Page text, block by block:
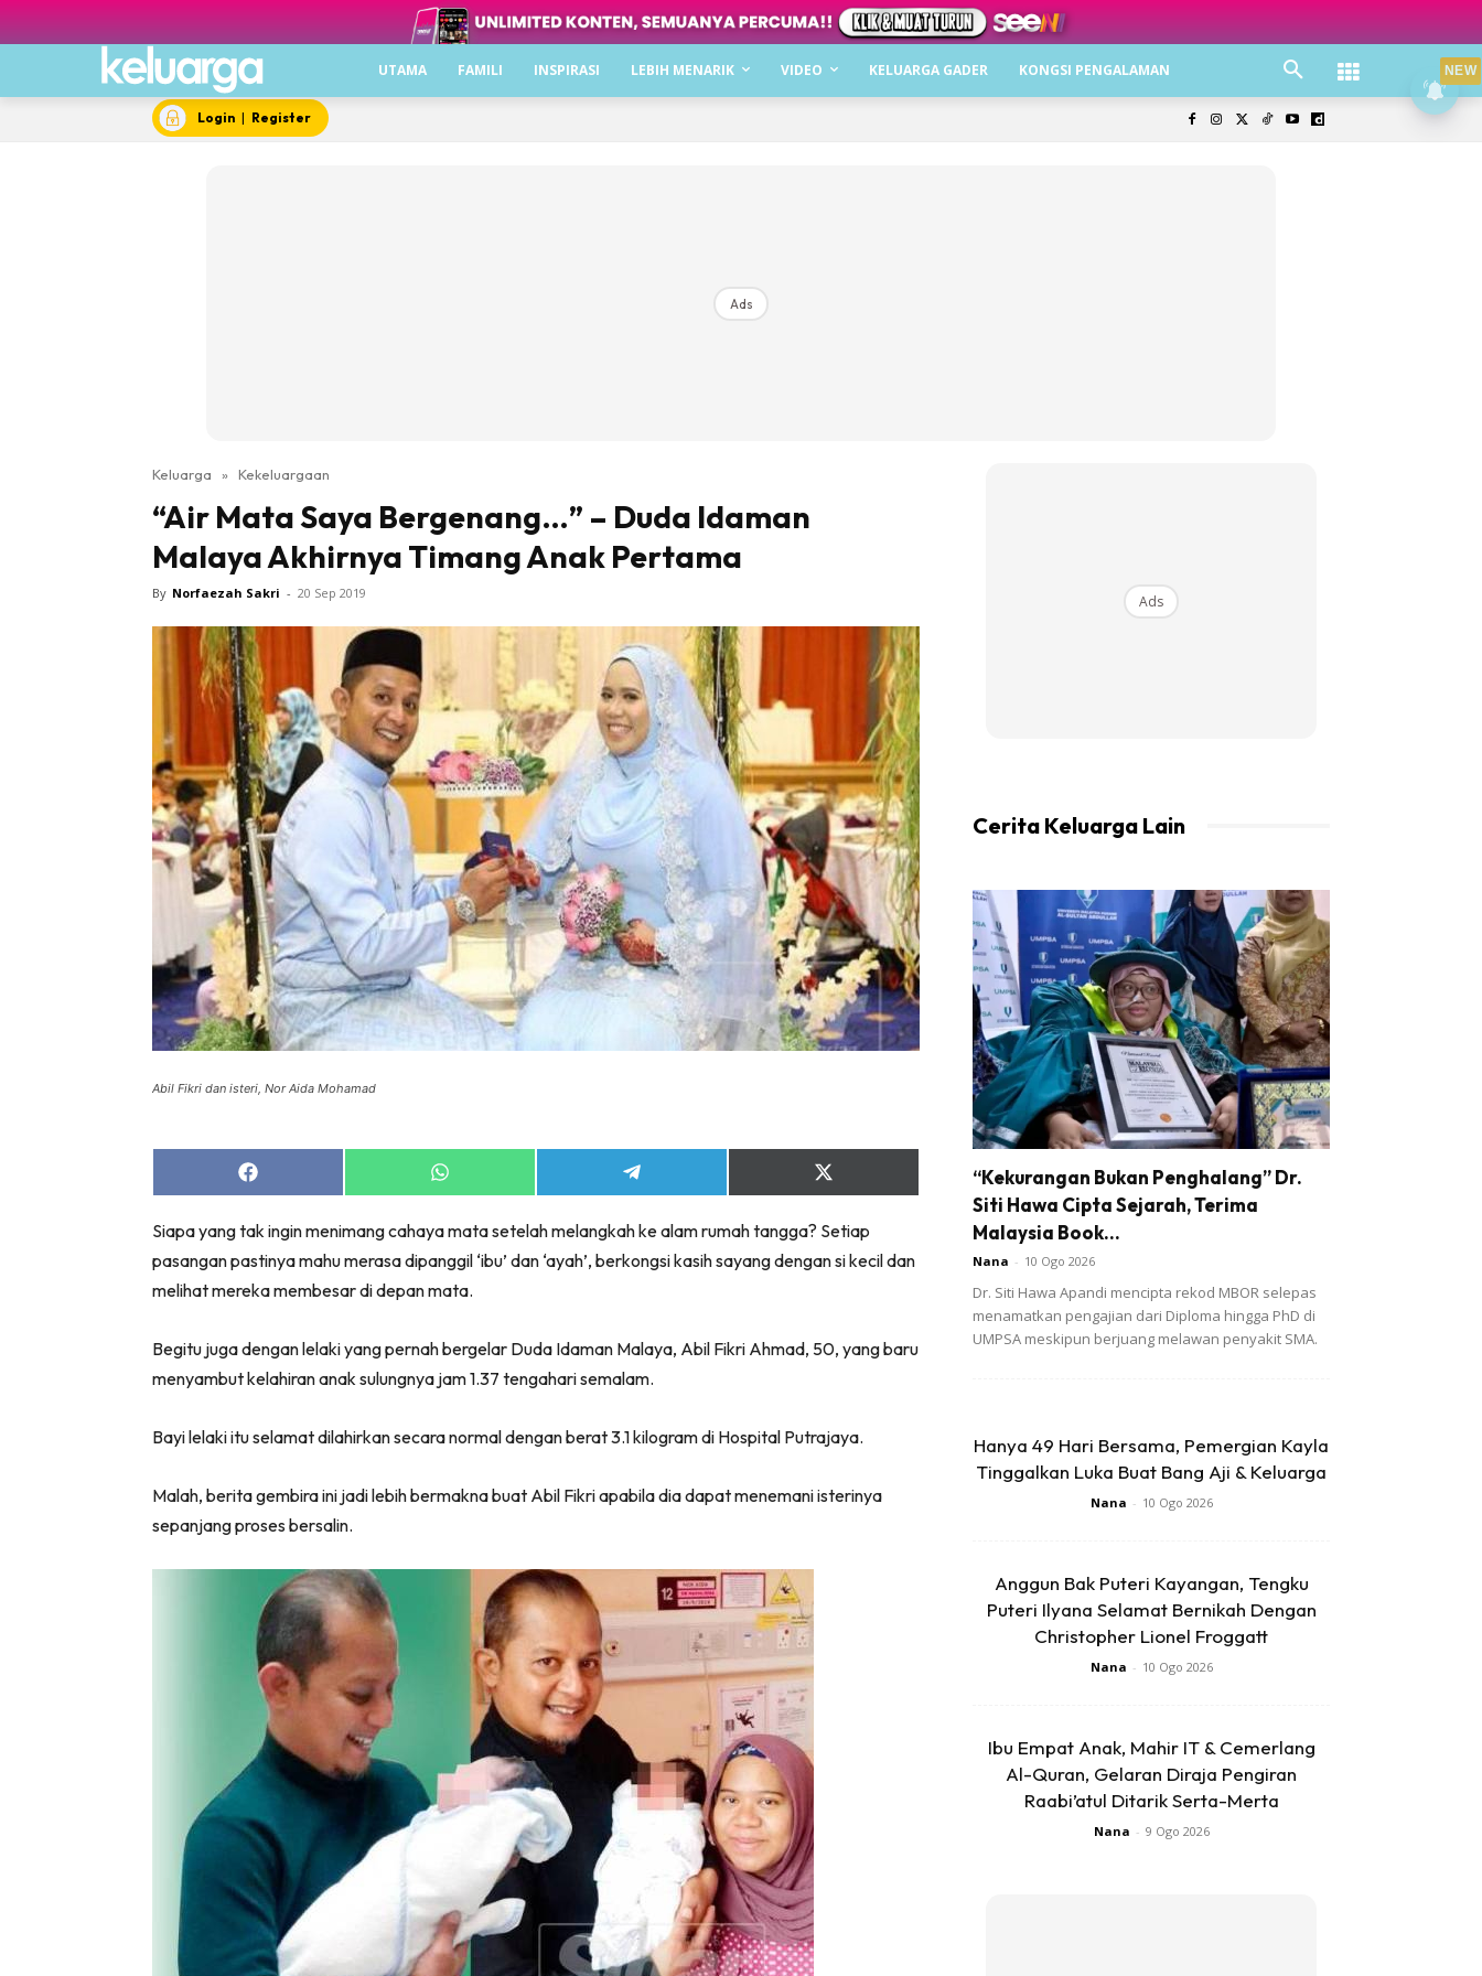
UTAMA FAMILI INSPIRASI LEBIH MENARIK VIDEO KELUARGA GADER KONGSI PENGALAMAN
Login | Register
Ads
Keluarga » Kekeluargaan
“Air Mata Saya Bergenang…” – Duda Idaman
Malaya Akhirnya Timang Anak Pertama
By Norfaezah Sakri - 20 Sep 2019
Abil Fikri dan isteri, Nor Aida Mohamad
Share
on
Share
on
Share
on
Share
on
(Twitter)
Siapa yang tak ingin menimang cahaya mata setelah melangkah ke alam rumah tangga? Setiap
pasangan pastinya mahu merasa dipanggil ‘ibu’ dan ‘ayah’, berkongsi kasih sayang dengan si kecil dan
melihat mereka membesar di depan mata.
Begitu juga dengan lelaki yang pernah bergelar Duda Idaman Malaya, Abil Fikri Ahmad, 50, yang baru
menyambut kelahiran anak sulungnya jam 1.37 tengahari semalam.
Bayi lelaki itu selamat dilahirkan secara normal dengan berat 3.1 kilogram di Hospital Putrajaya.
Malah, berita gembira ini jadi lebih bermakna buat Abil Fikri apabila dia dapat menemani isterinya
sepanjang proses bersalin.
Ads
Cerita Keluarga Lain
“Kekurangan Bukan Penghalang” Dr.
Siti Hawa Cipta Sejarah, Terima
Malaysia Book...
Nana - 10 Ogo 2026
Dr. Siti Hawa Apandi mencipta rekod MBOR selepas
menamatkan pengajian dari Diploma hingga PhD di
UMPSA meskipun berjuang melawan penyakit SMA.
Hanya 49 Hari Bersama, Pemergian Kayla
Tinggalkan Luka Buat Bang Aji & Keluarga
Nana - 10 Ogo 2026
Anggun Bak Puteri Kayangan, Tengku
Puteri Ilyana Selamat Bernikah Dengan
Christopher Lionel Froggatt
Nana - 10 Ogo 2026
Ibu Empat Anak, Mahir IT & Cemerlang
Al-Quran, Gelaran Diraja Pengiran
Raabi’atul Ditarik Serta-Merta
Nana - 9 Ogo 2026
NEW